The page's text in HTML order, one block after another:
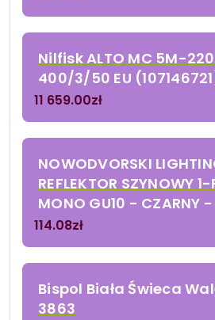
Nilfisk ALTO MC 5M-
400/3/50 EU
11 659.00zł
NOWODVORSKI
REFLEKTOR SZYNOWY
MONO GU10 - CZARNY
114.08zł
Bispol Biała Świeca
3863